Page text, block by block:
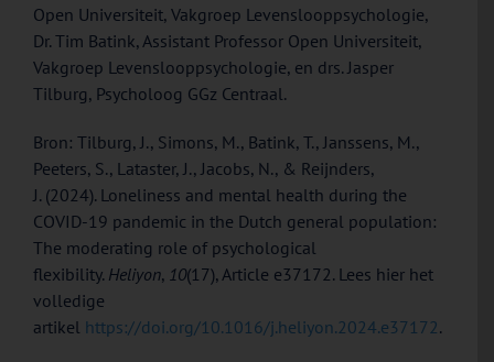
Open Universiteit, Vakgroep Levenslooppsychologie,
Dr. Tim Batink, Assistant Professor Open Universiteit,
Vakgroep Levenslooppsychologie, en drs. Jasper
Tilburg, Psycholoog GGz Centraal.
Bron: Tilburg, J., Simons, M., Batink, T., Janssens, M.,
Peeters, S., Lataster, J., Jacobs, N., & Reijnders,
J. (2024). Loneliness and mental health during the
COVID-19 pandemic in the Dutch general population:
The moderating role of psychological
flexibility. Heliyon, 10(17), Article e37172. Lees hier het
volledige
artikel https://doi.org/10.1016/j.heliyon.2024.e37172.